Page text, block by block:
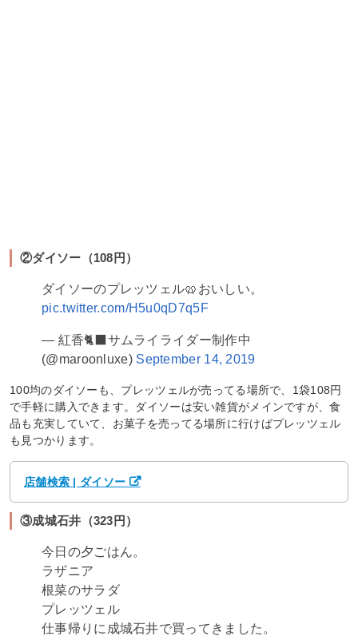
②ダイソー（108円）
ダイソーのプレッツェル🥨おいしい。
pic.twitter.com/H5u0qD7q5F
— 紅香🐈‍⬛サムライライダー制作中
(@maroonluxe) September 14, 2019
100均のダイソーも、プレッツェルが売ってる場所で、1袋108円
で手軽に購入できます。ダイソーは安い雑貨がメインですが、食
品も充実していて、お菓子を売ってる場所に行けばプレッツェル
も見つかります。
店舗検索 | ダイソー
③成城石井（323円）
今日の夕ごはん。
ラザニア
根菜のサラダ
プレッツェル
仕事帰りに成城石井で買ってきました。